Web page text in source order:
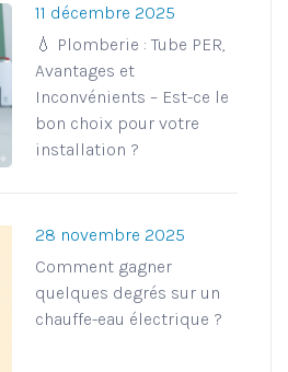
11 décembre 2025
💧 Plomberie : Tube PER,
Avantages et
Inconvénients – Est-ce le
bon choix pour votre
installation ?
28 novembre 2025
Comment gagner
quelques degrés sur un
chauffe-eau électrique ?